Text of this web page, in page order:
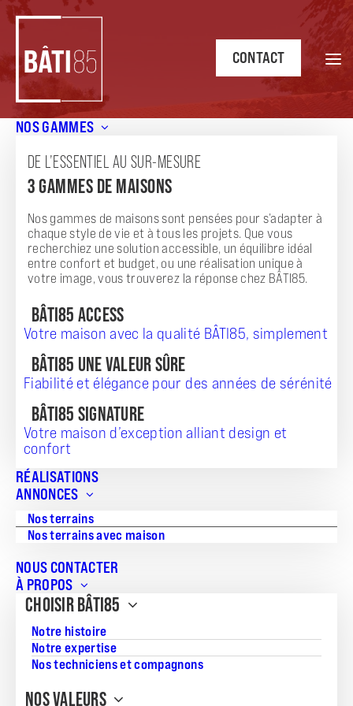
NOS GAMMES
DE L’ESSENTIEL AU SUR-MESURE
3 GAMMES DE MAISONS
Nos gammes de maisons sont pensées pour s’adapter à
chaque style de vie et à tous les projets. Que vous
recherchiez une solution accessible, un équilibre idéal
entre confort et budget, ou une réalisation unique à
votre image, vous trouverez la réponse chez BÂTI85.
BÂTI85 ACCESS
Votre maison avec la qualité BÂTI85, simplement
BÂTI85 UNE VALEUR SÛRE
Fiabilité et élégance pour des années de sérénité
BÂTI85 SIGNATURE
Votre maison d’exception alliant design et
confort
RÉALISATIONS
ANNONCES
Nos terrains
Nos terrains avec maison
NOUS CONTACTER
À PROPOS
CHOISIR BÂTI85
Notre histoire
Notre expertise
Nos techniciens et compagnons
NOS VALEURS
CONTACT
Opportunité à Commequiers (85220) avec jardin et confort
moderne
MAISON AZUR 2 CHAMBRES 70 M² -
OPPORTUNITÉ À COMMEQUIERS (85220)
AVEC JARDIN ET CONFORT MODERNE
TERRAIN + MAISON
212 853
Référence:
JG_20260805_982
Surface du terrain:
322
Superficie de la maison: